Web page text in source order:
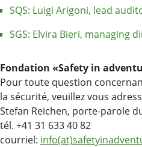
SQS: Luigi Arigoni, lead
SGS: Elvira Bieri, managing
Fondation «Safety in
Pour toute question
la sécurité, veuillez vous
Stefan Reichen, porte-parole
tél. +41 31 633 40 82
courriel: